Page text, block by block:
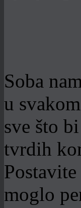
Soba
u
sve što
tvrdih
moglo